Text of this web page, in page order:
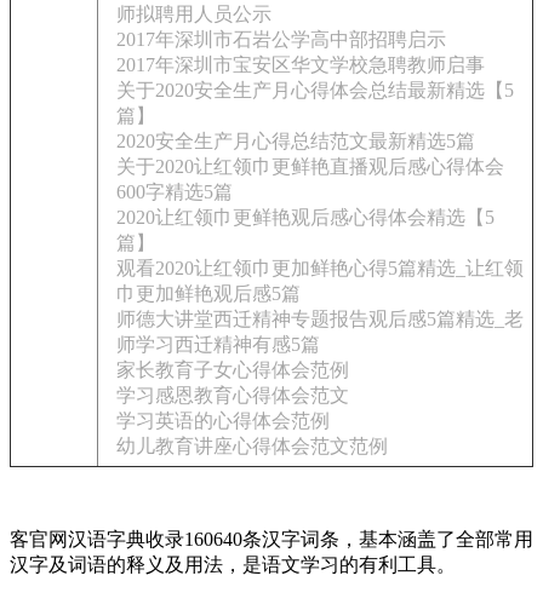
师拟聘用人员公示
2017年深圳市石岩公学高中部招聘启示
2017年深圳市宝安区华文学校急聘教师启事
关于2020安全生产月心得体会总结最新精选【5
篇】
2020安全生产月心得总结范文最新精选5篇
关于2020让红领巾更鲜艳直播观后感心得体会
600字精选5篇
2020让红领巾更鲜艳观后感心得体会精选【5
篇】
观看2020让红领巾更加鲜艳心得5篇精选_让红领
巾更加鲜艳观后感5篇
师德大讲堂西迁精神专题报告观后感5篇精选_老
师学习西迁精神有感5篇
家长教育子女心得体会范例
学习感恩教育心得体会范文
学习英语的心得体会范例
幼儿教育讲座心得体会范文范例
客官网汉语字典收录160640条汉字词条，基本涵盖了全部常用
汉字及词语的释义及用法，是语文学习的有利工具。